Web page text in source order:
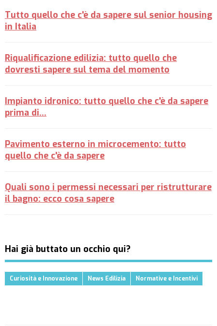
Tutto quello che c'è da sapere sul senior housing
in Italia
Riqualificazione edilizia: tutto quello che
dovresti sapere sul tema del momento
Impianto idronico: tutto quello che c'è da sapere
prima di…
Pavimento esterno in microcemento: tutto
quello che c'è da sapere
Quali sono i permessi necessari per ristrutturare
il bagno: ecco cosa sapere
Hai già buttato un occhio qui?
Curiosità e Innovazione News Edilizia Normative e Incentivi